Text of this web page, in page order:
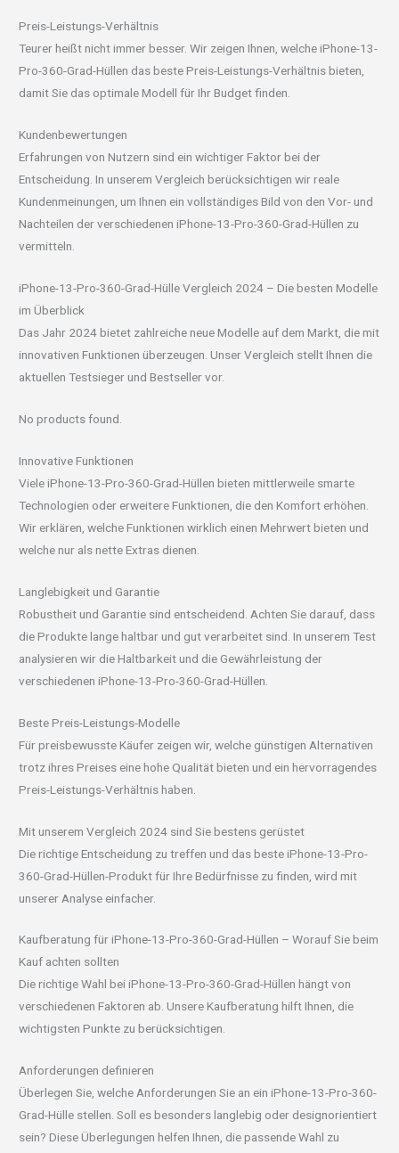
Preis-Leistungs-Verhältnis
Teurer heißt nicht immer besser. Wir zeigen Ihnen, welche iPhone-13-
Pro-360-Grad-Hüllen das beste Preis-Leistungs-Verhältnis bieten,
damit Sie das optimale Modell für Ihr Budget finden.
Kundenbewertungen
Erfahrungen von Nutzern sind ein wichtiger Faktor bei der
Entscheidung. In unserem Vergleich berücksichtigen wir reale
Kundenmeinungen, um Ihnen ein vollständiges Bild von den Vor- und
Nachteilen der verschiedenen iPhone-13-Pro-360-Grad-Hüllen zu
vermitteln.
iPhone-13-Pro-360-Grad-Hülle Vergleich 2024 – Die besten Modelle
im Überblick
Das Jahr 2024 bietet zahlreiche neue Modelle auf dem Markt, die mit
innovativen Funktionen überzeugen. Unser Vergleich stellt Ihnen die
aktuellen Testsieger und Bestseller vor.
No products found.
Innovative Funktionen
Viele iPhone-13-Pro-360-Grad-Hüllen bieten mittlerweile smarte
Technologien oder erweitere Funktionen, die den Komfort erhöhen.
Wir erklären, welche Funktionen wirklich einen Mehrwert bieten und
welche nur als nette Extras dienen.
Langlebigkeit und Garantie
Robustheit und Garantie sind entscheidend. Achten Sie darauf, dass
die Produkte lange haltbar und gut verarbeitet sind. In unserem Test
analysieren wir die Haltbarkeit und die Gewährleistung der
verschiedenen iPhone-13-Pro-360-Grad-Hüllen.
Beste Preis-Leistungs-Modelle
Für preisbewusste Käufer zeigen wir, welche günstigen Alternativen
trotz ihres Preises eine hohe Qualität bieten und ein hervorragendes
Preis-Leistungs-Verhältnis haben.
Mit unserem Vergleich 2024 sind Sie bestens gerüstet
Die richtige Entscheidung zu treffen und das beste iPhone-13-Pro-
360-Grad-Hüllen-Produkt für Ihre Bedürfnisse zu finden, wird mit
unserer Analyse einfacher.
Kaufberatung für iPhone-13-Pro-360-Grad-Hüllen – Worauf Sie beim
Kauf achten sollten
Die richtige Wahl bei iPhone-13-Pro-360-Grad-Hüllen hängt von
verschiedenen Faktoren ab. Unsere Kaufberatung hilft Ihnen, die
wichtigsten Punkte zu berücksichtigen.
Anforderungen definieren
Überlegen Sie, welche Anforderungen Sie an ein iPhone-13-Pro-360-
Grad-Hülle stellen. Soll es besonders langlebig oder designorientiert
sein? Diese Überlegungen helfen Ihnen, die passende Wahl zu